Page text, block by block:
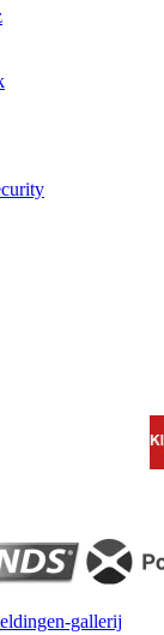
gallerij